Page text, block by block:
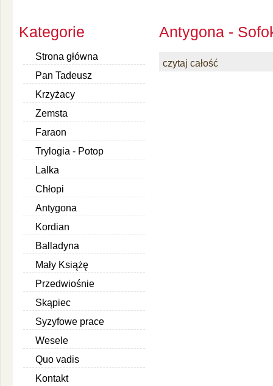
Kategorie
Strona główna
Pan Tadeusz
Krzyżacy
Zemsta
Faraon
Trylogia - Potop
Lalka
Chłopi
Antygona
Kordian
Balladyna
Mały Książę
Przedwiośnie
Skąpiec
Syzyfowe prace
Wesele
Quo vadis
Kontakt
Antygona -
czytaj całość